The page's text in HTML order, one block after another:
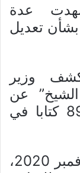
عدة
تعديل
وزير
عن
إدخال 120 ألف تعديل في 89 كتابا في
فيما أعلن الوزير نفسه، في نوفمبر 2020،